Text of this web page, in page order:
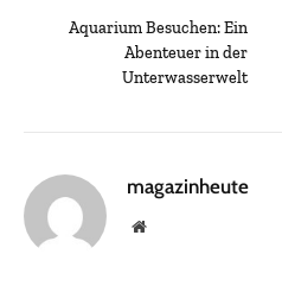
Aquarium Besuchen: Ein
Abenteuer in der
Unterwasserwelt
magazinheute
Website